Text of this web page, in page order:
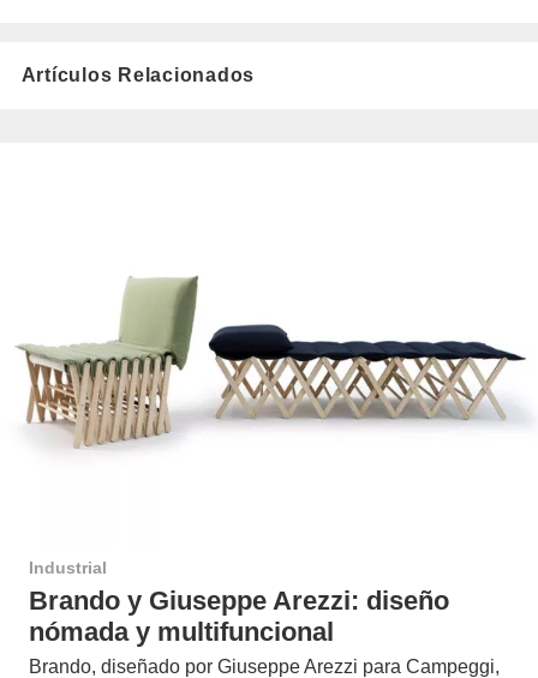
Artículos Relacionados
Industrial
Brando y Giuseppe Arezzi: diseño
nómada y multifuncional
Brando, diseñado por Giuseppe Arezzi para Campeggi,